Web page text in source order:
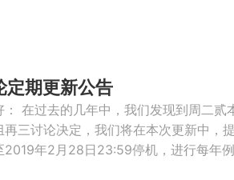
定期更新公告
： 在过去的几年中，我们发现到周二
再三讨论决定，我们将在本次更新中
2019年2月28日23:59停机，进行每年